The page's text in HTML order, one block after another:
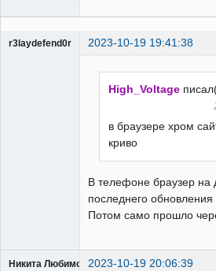
r3laydefend0r 2023-10-19 19:41:38
High_Voltage
в браузере хром
криво
В телефоне браузер на
последнего
Потом само прошло
Никита Любимов 2023-10-19 20:06:39